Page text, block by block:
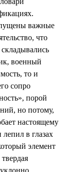
важные
что
военный
то и
сопро
порой
но потому,
настоящему
в глазах
элемент